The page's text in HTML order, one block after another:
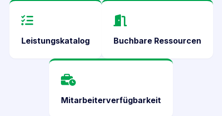
Leistungskatalog Buchbare Ressourcen
Mitarbeiterverfügbarkeit